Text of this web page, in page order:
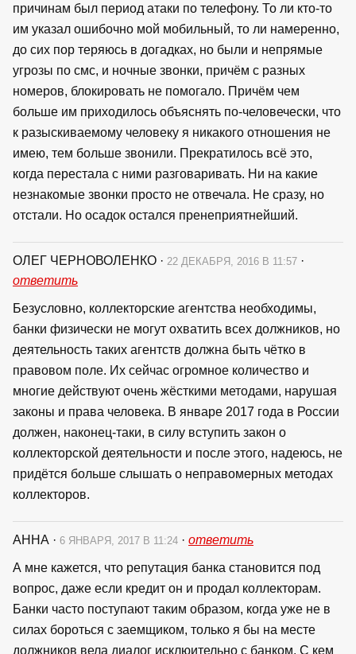
причинам был период атаки по телефону. То ли кто-то
им указал ошибочно мой мобильный, то ли намеренно,
до сих пор теряюсь в догадках, но были и непрямые
угрозы по смс, и ночные звонки, причём с разных
номеров, блокировать не помогало. Причём чем
больше им приходилось объяснять по-человечески, что
к разыскиваемому человеку я никакого отношения не
имею, тем больше звонили. Прекратилось всё это,
когда перестала с ними разговаривать. Ни на какие
незнакомые звонки просто не отвечала. Не сразу, но
отстали. Но осадок остался пренеприятнейший.
ОЛЕГ ЧЕРНОВОЛЕНКО · 22 ДЕКАБРЯ, 2016 В 11:57 ·
ответить
Безусловно, коллекторские агентства необходимы,
банки физически не могут охватить всех должников, но
деятельность таких агентств должна быть чётко в
правовом поле. Их сейчас огромное количество и
многие действуют очень жёсткими методами, нарушая
законы и права человека. В январе 2017 года в России
должен, наконец-таки, в силу вступить закон о
коллекторской деятельности и после этого, надеюсь, не
придётся больше слышать о неправомерных методах
коллекторов.
АННА · 6 ЯНВАРЯ, 2017 В 11:24 · ответить
А мне кажется, что репутация банка становится под
вопрос, даже если кредит он и продал коллекторам.
Банки часто поступают таким образом, когда уже не в
силах бороться с заемщиком, только я бы на месте
должников вела диалог исклюительно с банком. С кем